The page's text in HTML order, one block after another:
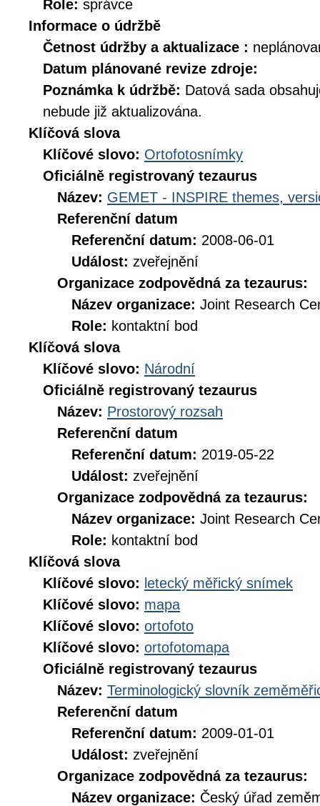
Role: správce
Informace o údržbě
Četnost údržby a aktualizace :
Datum plánované revize zdroje:
Poznámka k údržbě: Datová sada
nebude již aktualizována.
Klíčová slova
Klíčové slovo: Ortofotosnímky
Oficiálně registrovaný tezaurus
Název: GEMET - INSPIRE themes,
Referenční datum
Referenční datum: 2008-06-01
Událost: zveřejnění
Organizace zodpovědná za tezaurus:
Název organizace: Joint Research
Role: kontaktní bod
Klíčová slova
Klíčové slovo: Národní
Oficiálně registrovaný tezaurus
Název: Prostorový rozsah
Referenční datum
Referenční datum: 2019-05-22
Událost: zveřejnění
Organizace zodpovědná za tezaurus:
Název organizace: Joint Research
Role: kontaktní bod
Klíčová slova
Klíčové slovo: letecký měřický snímek
Klíčové slovo: mapa
Klíčové slovo: ortofoto
Klíčové slovo: ortofotomapa
Oficiálně registrovaný tezaurus
Název: Terminologický slovník
Referenční datum
Referenční datum: 2009-01-01
Událost: zveřejnění
Organizace zodpovědná za tezaurus:
Název organizace: Český úřad